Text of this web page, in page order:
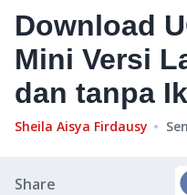
Download
Mini Versi
dan tanpa
Sheila Aisya Firdausy
Share